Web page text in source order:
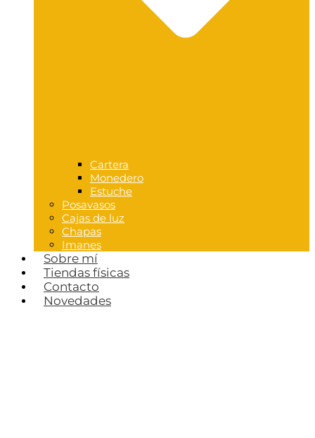
Cartera
Monedero
Estuche
Posavasos
Cajas de luz
Chapas
Imanes
Sobre mí
Tiendas físicas
Contacto
Novedades